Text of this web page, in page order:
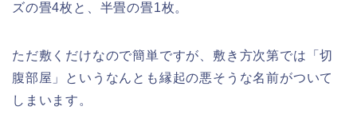
ズの畳4枚と、半畳の畳1枚。
ただ敷くだけなので簡単ですが、敷き方次第では「切
腹部屋」というなんとも縁起の悪そうな名前がついて
しまいます。